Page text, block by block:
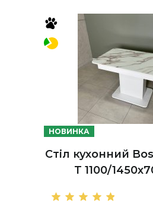
НОВИНКА
Стіл кухонний
Т 1100/